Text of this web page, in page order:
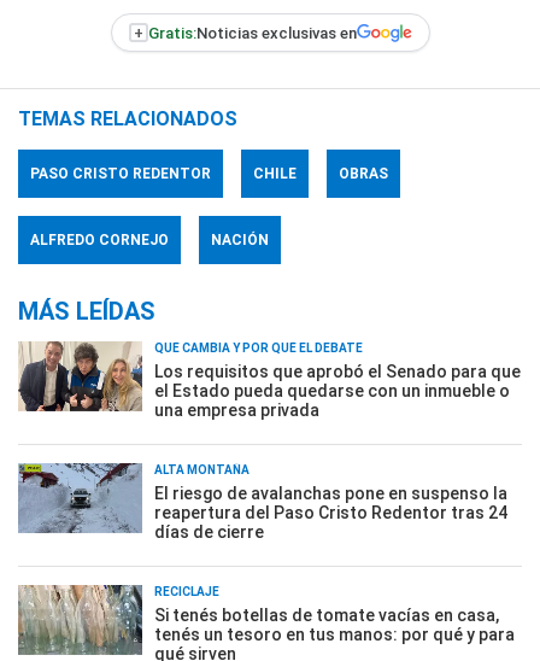
+ Gratis:Noticias exclusivas en
TEMAS RELACIONADOS
PASO CRISTO REDENTOR CHILE OBRAS
ALFREDO CORNEJO NACIÓN
MÁS LEÍDAS
QUÉ CAMBIA Y POR QUÉ EL DEBATE
Los requisitos que aprobó el Senado para que
el Estado pueda quedarse con un inmueble o
una empresa privada
ALTA MONTAÑA
El riesgo de avalanchas pone en suspenso la
reapertura del Paso Cristo Redentor tras 24
días de cierre
RECICLAJE
Si tenés botellas de tomate vacías en casa,
tenés un tesoro en tus manos: por qué y para
qué sirven